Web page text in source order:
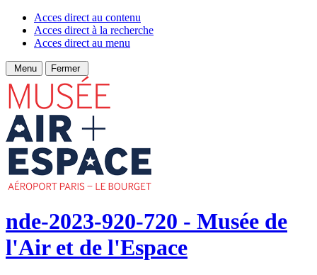
Acces direct au contenu
Acces direct à la recherche
Acces direct au menu
Menu Fermer
nde-2023-920-720 - Musée de
l'Air et de l'Espace